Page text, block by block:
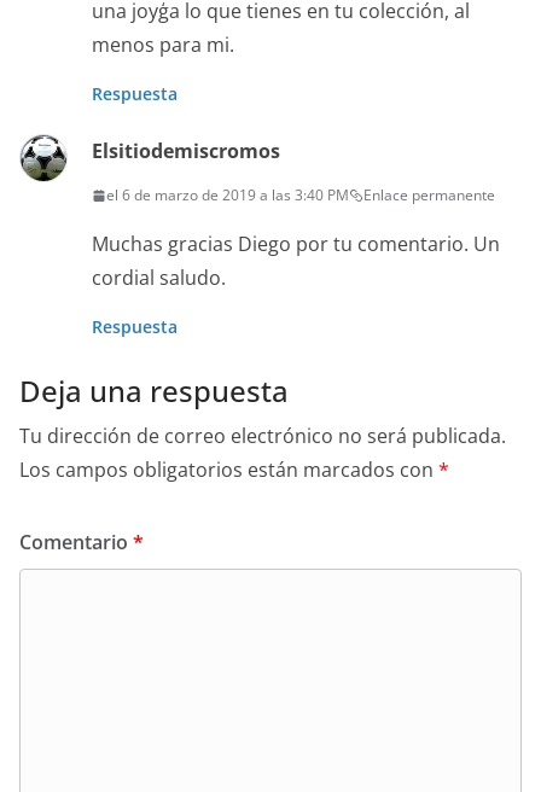
una joyģa lo que tienes en tu colección, al
menos para mi.
Respuesta
Elsitiodemiscromos
el 6 de marzo de 2019 a las 3:40 PM Enlace permanente
Muchas gracias Diego por tu comentario. Un
cordial saludo.
Respuesta
Deja una respuesta
Tu dirección de correo electrónico no será publicada.
Los campos obligatorios están marcados con *
Comentario *